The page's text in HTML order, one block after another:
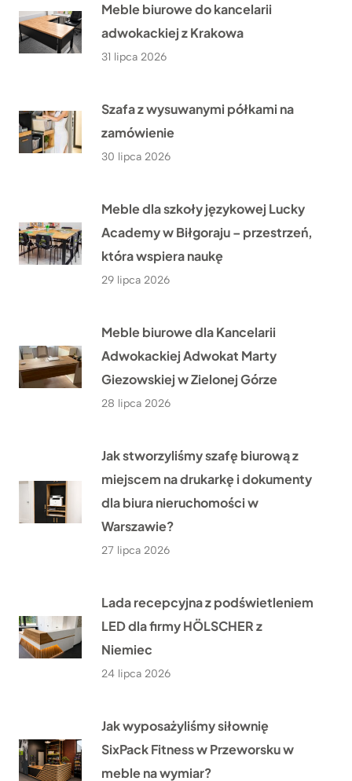
Meble biurowe do kancelarii
adwokackiej z Krakowa
31 lipca 2026
Szafa z wysuwanymi półkami na
zamówienie
30 lipca 2026
Meble dla szkoły językowej Lucky
Academy w Biłgoraju – przestrzeń,
która wspiera naukę
29 lipca 2026
Meble biurowe dla Kancelarii
Adwokackiej Adwokat Marty
Giezowskiej w Zielonej Górze
28 lipca 2026
Jak stworzyliśmy szafę biurową z
miejscem na drukarkę i dokumenty
dla biura nieruchomości w
Warszawie?
27 lipca 2026
Lada recepcyjna z podświetleniem
LED dla firmy HÖLSCHER z
Niemiec
24 lipca 2026
Jak wyposażyliśmy siłownię
SixPack Fitness w Przeworsku w
meble na wymiar?